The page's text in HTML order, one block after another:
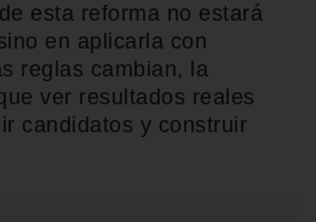
esta reforma no estará
en aplicarla con
reglas cambian, la
ver resultados reales
candidatos y construir